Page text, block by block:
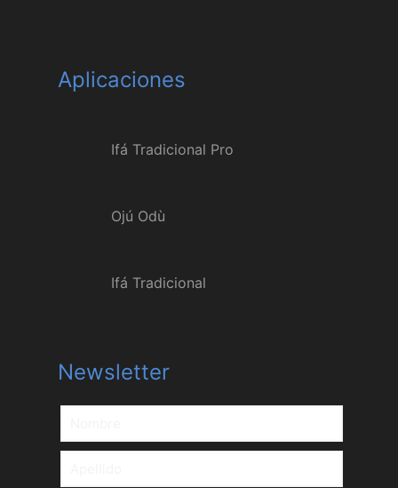
Aplicaciones
Ifá Tradicional Pro
Ojú Odù
Ifá Tradicional
Newsletter